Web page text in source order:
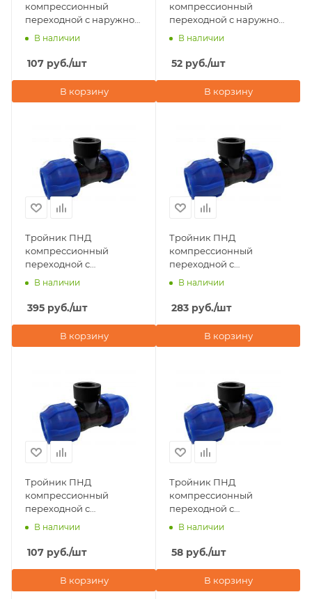
компрессионный
переходной с наружной
резьбой 32х3/4"х32 Valfex
В наличии
107 руб./шт
В корзину
компрессионный
переходной с наружной
резьбой 20х3/4"х20
В наличии
52 руб./шт
В корзину
Тройник ПНД
компрессионный
переходной с
внутренней резьбой
В наличии
395 руб./шт
В корзину
Тройник ПНД
компрессионный
переходной с
внутренней резьбой
В наличии
283 руб./шт
В корзину
Тройник ПНД
компрессионный
переходной с
внутренней резьбой
В наличии
107 руб./шт
В корзину
Тройник ПНД
компрессионный
переходной с
внутренней резьбой
В наличии
58 руб./шт
В корзину